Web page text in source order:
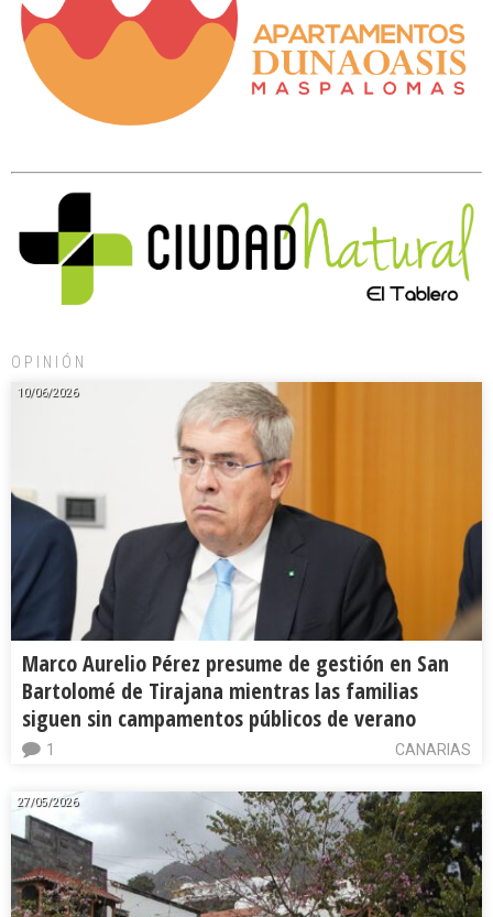
OPINIÓN
10/06/2026
Marco Aurelio Pérez presume de gestión en San
Bartolomé de Tirajana mientras las familias
siguen sin campamentos públicos de verano
CANARIAS
1
27/05/2026